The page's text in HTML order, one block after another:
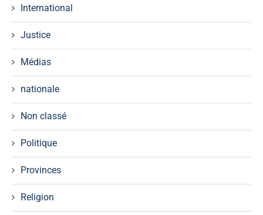
International
Justice
Médias
nationale
Non classé
Politique
Provinces
Religion